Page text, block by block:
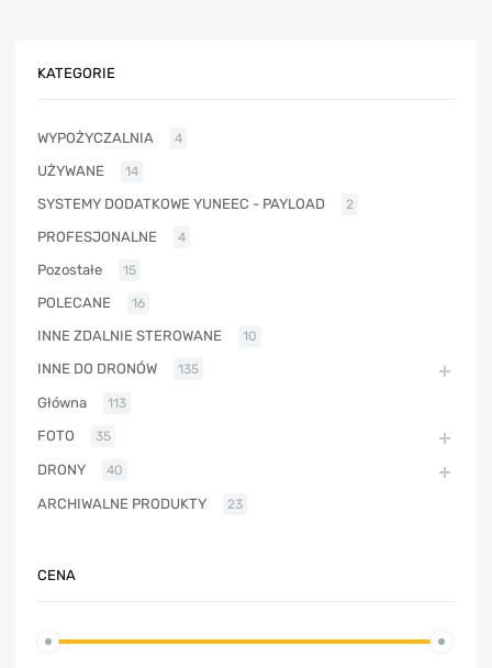
KATEGORIE
WYPOŻYCZALNIA 4
UŻYWANE 14
SYSTEMY DODATKOWE YUNEEC - PAYLOAD 2
PROFESJONALNE 4
Pozostałe 15
POLECANE 16
INNE ZDALNIE STEROWANE 10
INNE DO DRONÓW 135
Główna 113
FOTO 35
DRONY 40
ARCHIWALNE PRODUKTY 23
CENA